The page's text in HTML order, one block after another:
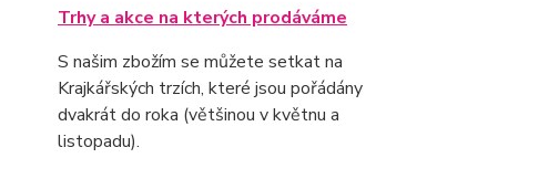
Trhy a akce na kterých prodáváme
S našim zbožím se můžete setkat na
Krajkářských trzích, které jsou pořádány
dvakrát do roka (většinou v květnu a
listopadu).